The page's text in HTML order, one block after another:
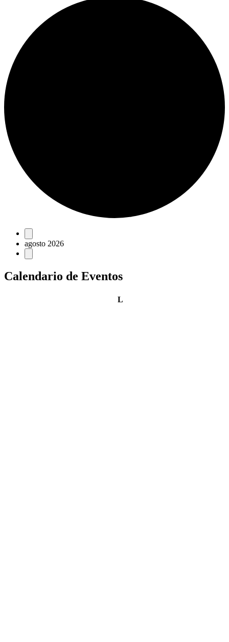
Eventos
agosto 2026
Calendario de Eventos
Llunes